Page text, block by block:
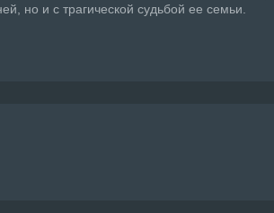
но и с трагической судьбой ее семьи.